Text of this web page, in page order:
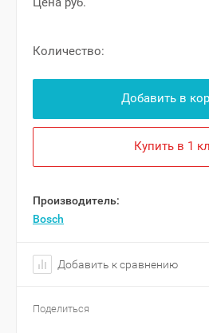
Количество:
Добавить в
Купить в 1
Производитель:
Bosch
Добавить к сравнению
Поделиться